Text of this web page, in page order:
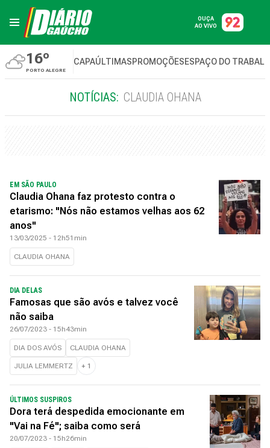
OUÇA
AO VIVO
16º
PORTO ALEGRE
CAPAÚLTIMASPROMOÇÕESESPAÇO DO
NOTÍCIAS: CLAUDIA OHANA
EM SÃO PAULO
Claudia Ohana faz protesto contra o
etarismo: "Nós não estamos velhas aos 62
anos"
13/03/2025 - 12h51min
CLAUDIA OHANA
DIA DELAS
Famosas que são avós e talvez você
não saiba
26/07/2023 - 15h43min
DIA DOS AVÓS CLAUDIA OHANA
JULIA LEMMERTZ + 1
ÚLTIMOS SUSPIROS
Dora terá despedida emocionante em
"Vai na Fé"; saiba como será
20/07/2023 - 15h26min